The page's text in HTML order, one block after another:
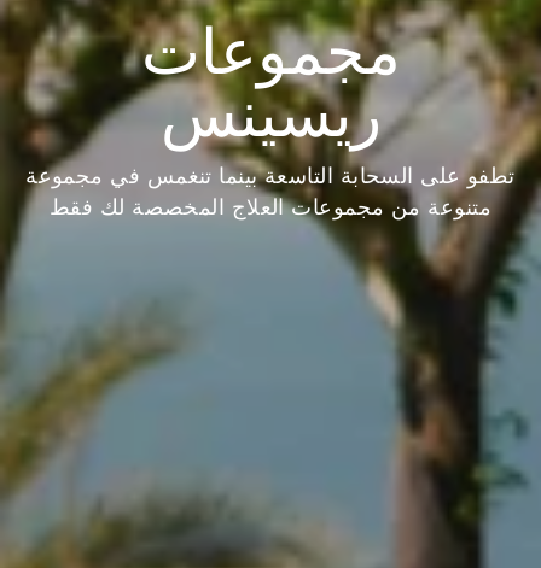
مجموعات
ريسينس
تطفو على السحابة التاسعة بينما تنغمس في مجموعة
متنوعة من مجموعات العلاج المخصصة لك فقط